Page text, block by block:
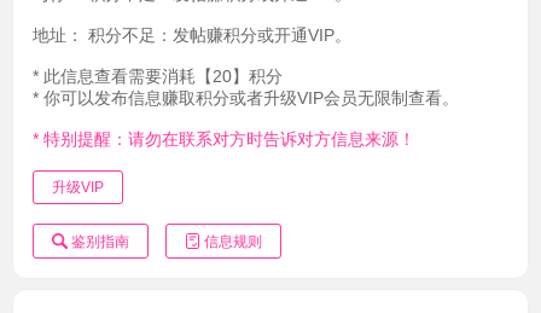
地址： 积分不足：发帖赚积分或开通VIP。
* 此信息查看需要消耗【20】积分
* 你可以发布信息赚取积分或者升级VIP会员无限制查看。
* 特别提醒：请勿在联系对方时告诉对方信息来源！
升级VIP
鉴别指南 信息规则